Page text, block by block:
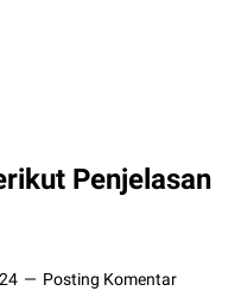
Penjelasan
Posting Komentar